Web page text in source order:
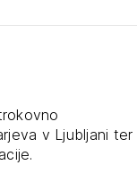
dokumentov
v Ljubljani ter